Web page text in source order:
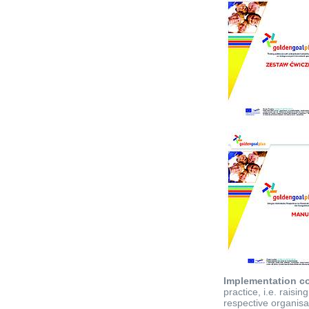
Implementation
practice, i.e.
respective